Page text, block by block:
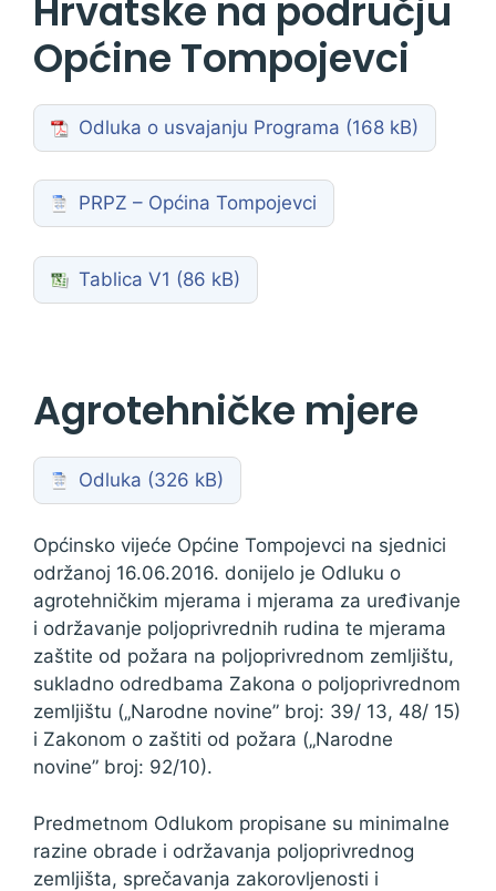
Hrvatske na području
Općine Tompojevci
Odluka o usvajanju Programa
PRPZ – Općina Tompojevci
Tablica V1
Agrotehničke mjere
Odluka
Općinsko vijeće Općine Tompojevci na sjednici
održanoj 16.06.2016. donijelo je Odluku o
agrotehničkim mjerama i mjerama za uređivanje
i održavanje poljoprivrednih rudina te mjerama
zaštite od požara na poljoprivrednom zemljištu,
sukladno odredbama Zakona o poljoprivrednom
zemljištu („Narodne novine” broj: 39/ 13, 48/ 15)
i Zakonom o zaštiti od požara („Narodne
novine” broj: 92/10).
Predmetnom Odlukom propisane su minimalne
razine obrade i održavanja poljoprivrednog
zemljišta, sprečavanja zakorovljenosti i